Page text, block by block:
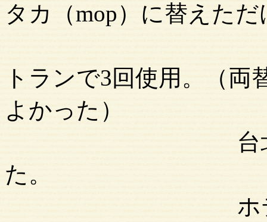
タカ（mop）に替えた
トランで3回使用。（
よかった）
台北は前回
た。
ホテル代を日